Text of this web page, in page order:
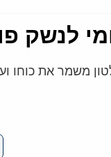
לנשק
משמר את כוחו